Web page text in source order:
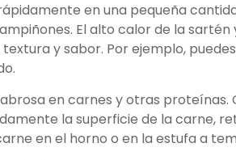
en una pequeña
El alto calor de la
y sabor. Por ejemplo,
en carnes y otras
la superficie de la carne,
en el horno o en la estufa a